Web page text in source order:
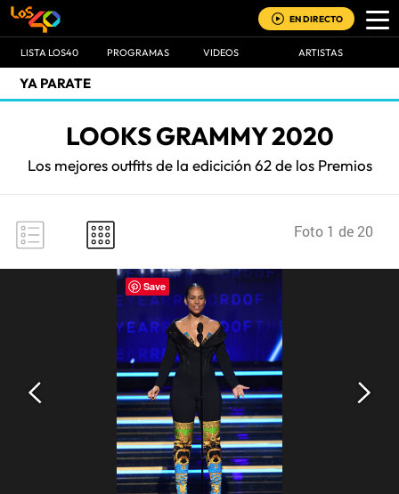
EN DIRECTO
LISTA LOS40 PROGRAMAS VIDEOS ARTISTAS
YA PARATE
LOOKS GRAMMY 2020
Los mejores outfits de la edicición 62 de los Premios
Foto 1 de 20
Save